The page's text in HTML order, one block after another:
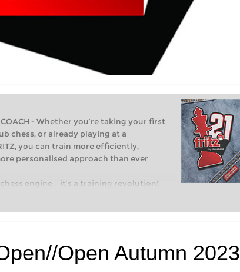
COACH - Whether you’re taking your first
chess, or already playing at a
you can train more efficiently,
personalised approach than ever
engine – it’s a training revolution!
first steps into the world of club chess,
and with a more personalised
Open Autumn 2023